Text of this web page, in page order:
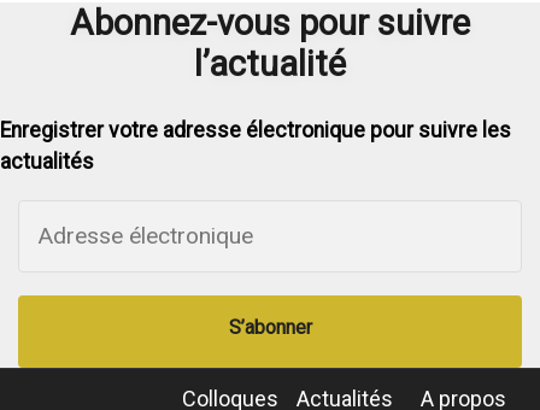
Abonnez-vous pour suivre
l’actualité
Enregistrer votre adresse électronique pour suivre les
actualités
S’abonner
A propos
Actualités
Colloques